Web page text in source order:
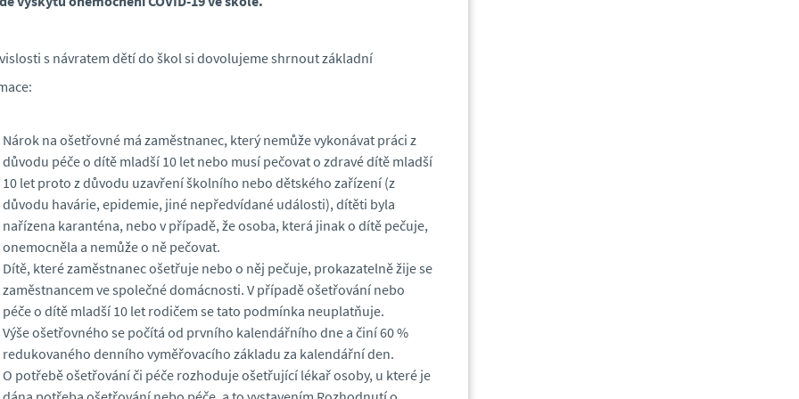
s návratem dětí do škol si dovolujeme shrnout základní
Nárok na ošetřovné má zaměstnanec, který nemůže vykonávat práci z
důvodu péče o dítě mladší 10 let nebo musí pečovat o zdravé dítě mladší
10 let proto z důvodu uzavření školního nebo dětského zařízení (z
důvodu havárie, epidemie, jiné nepředvídané události), dítěti byla
nařízena karanténa, nebo v případě, že osoba, která jinak o dítě pečuje,
onemocněla a nemůže o ně pečovat.
Dítě, které zaměstnanec ošetřuje nebo o něj pečuje, prokazatelně žije se
zaměstnancem ve společné domácnosti. V případě ošetřování nebo
péče o dítě mladší 10 let rodičem se tato podmínka neuplatňuje.
Výše ošetřovného se počítá od prvního kalendářního dne a činí 60 %
redukovaného denního vyměřovacího základu za kalendářní den.
O potřebě ošetřování či péče rozhoduje ošetřující lékař osoby, u které je